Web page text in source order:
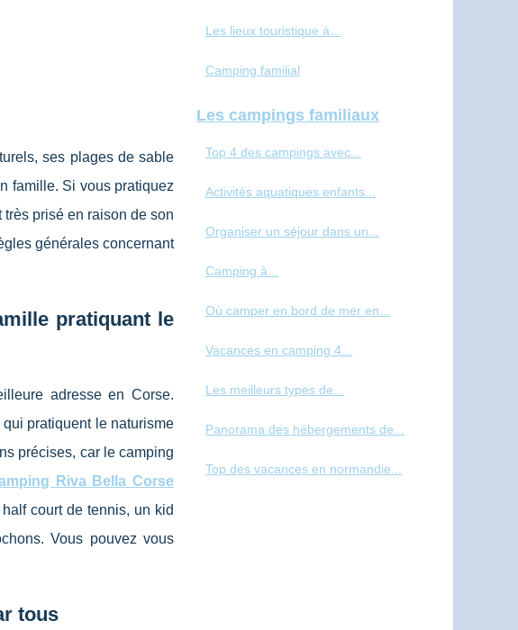
ses plages de sable
famille. Si vous pratiquez
très prisé en raison de son
générales concernant
pratiquant le
adresse en Corse.
pratiquent le naturisme
précises, car le camping
Riva Bella Corse
court de tennis, un kid
Vous pouvez vous
tous
Les lieux touristique à...
Camping familial
Les campings familiaux
Top 4 des campings avec...
Activités aquatiques enfants...
Organiser un séjour dans un...
Camping à...
Où camper en bord de mer en...
Vacances en camping 4...
Les meilleurs types de...
Panorama des hébergements de...
Top des vacances en normandie...